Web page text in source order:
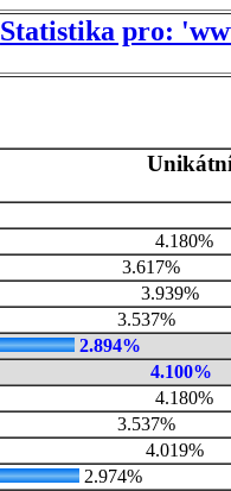
Statistika pro:
4.180%
3.617%
3.939%
3.537%
2.894%
4.100%
4.180%
3.537%
4.019%
2.974%